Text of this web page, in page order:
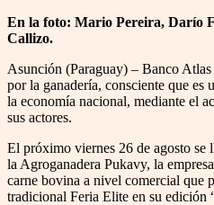
En la foto: Mario Pereira, Darío
Callizo.
Asunción (Paraguay) – Banco
por la ganadería, consciente que es
la economía nacional, mediante el
sus actores.
El próximo viernes 26 de agosto se
la Agroganadera Pukavy, la
carne bovina a nivel comercial que
tradicional Feria Elite en su edición